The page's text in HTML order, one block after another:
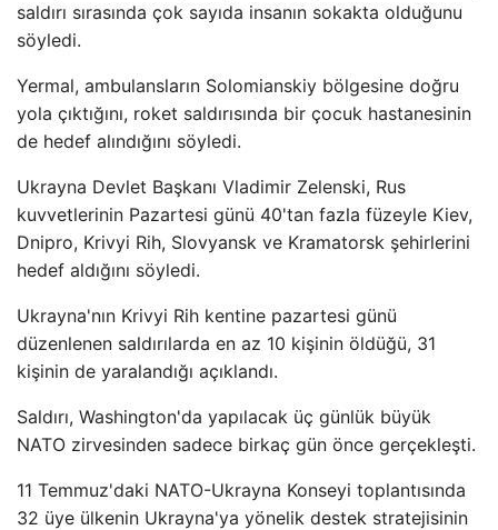
saldırı sırasında çok sayıda insanın sokakta olduğunu
söyledi.
Yermal, ambulansların Solomianskiy bölgesine doğru
yola çıktığını, roket saldırısında bir çocuk hastanesinin
de hedef alındığını söyledi.
Ukrayna Devlet Başkanı Vladimir Zelenski, Rus
kuvvetlerinin Pazartesi günü 40'tan fazla füzeyle Kiev,
Dnipro, Krivyi Rih, Slovyansk ve Kramatorsk şehirlerini
hedef aldığını söyledi.
Ukrayna'nın Krivyi Rih kentine pazartesi günü
düzenlenen saldırılarda en az 10 kişinin öldüğü, 31
kişinin de yaralandığı açıklandı.
Saldırı, Washington'da yapılacak üç günlük büyük
NATO zirvesinden sadece birkaç gün önce gerçekleşti.
11 Temmuz'daki NATO-Ukrayna Konseyi toplantısında
32 üye ülkenin Ukrayna'ya yönelik destek stratejisinin